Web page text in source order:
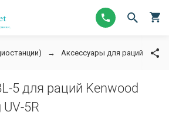
Аксессуары для раций
5 для раций Kenwood
5R